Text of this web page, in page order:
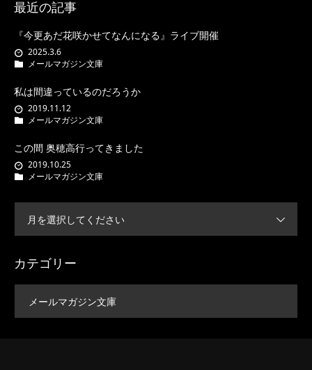
最近の記事
『今更あだ花咲かせてなんになる』ライブ開催
2025.3.6
メールマガジン文庫
私は間違っているのだろうか
2019.11.12
メールマガジン文庫
この間 奥穂高行ってきました
2019.10.25
メールマガジン文庫
月を選択してください
カテゴリー
メールマガジン文庫